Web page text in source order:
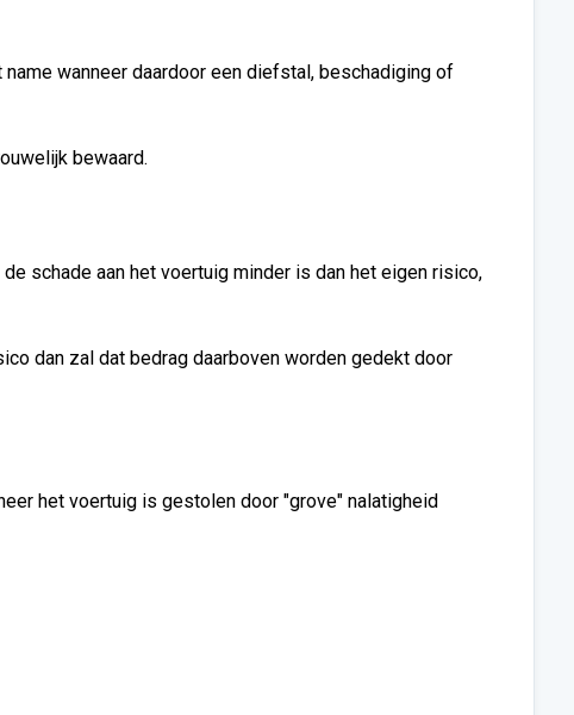
wanneer daardoor een diefstal, beschadiging of
bewaard.
schade aan het voertuig minder is dan het eigen risico,
dan zal dat bedrag daarboven worden gedekt door
het voertuig is gestolen door "grove" nalatigheid